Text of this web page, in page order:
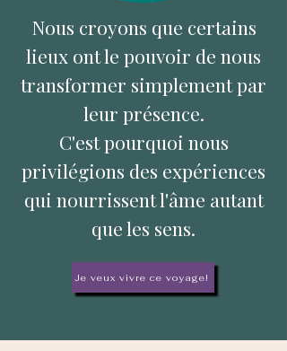
Nous croyons que certains
lieux ont le pouvoir de nous
transformer simplement par
leur présence.
C'est pourquoi nous
privilégions des expériences
qui nourrissent l'âme autant
que les sens.
Je veux vivre ce voyage!